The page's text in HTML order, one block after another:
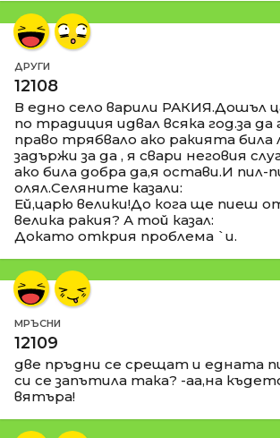
ДРУГИ
12108
В едно село варили РАКИЯ.Дошъл
по традиция идвал всяка год.за
право трябвало ако ракията била
задържи за да , я свари неговия
ако била добра да,я остави.И пил-
олял.Селяните казали:
Ей,царю велики!До кога ще пиеш
велика ракия? А той казал:
Докато открия проблема `и.
МРЪСНИ
12109
две пръдни се срещат и едната
си се запътила така? -аа,на
вятъра!